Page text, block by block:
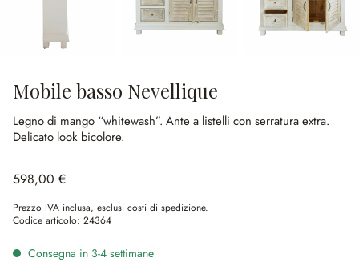
Mobile basso Nevellique
Legno di mango “whitewash”. Ante a listelli con serratura extra.
Delicato look bicolore.
598,00 €
Prezzo IVA inclusa, esclusi costi di spedizione.
Codice articolo: 24364
Consegna in 3-4 settimane